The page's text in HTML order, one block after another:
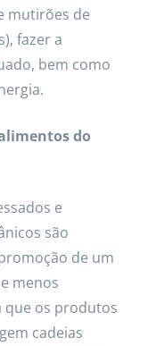
mutirões de
fazer a
bem como
do
e
são
de um
menos
que os produtos
cadeias